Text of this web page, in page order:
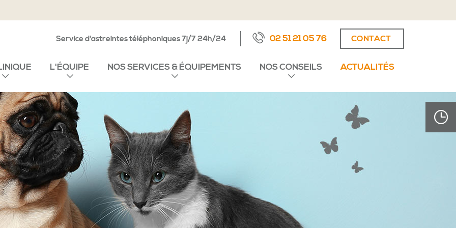
Service d'astreintes téléphoniques 7j/7 24h/24 02 51 21 05 76 CONTACT
L'ÉQUIPE NOS SERVICES & ÉQUIPEMENTS NOS CONSEILS ACTUALITÉS